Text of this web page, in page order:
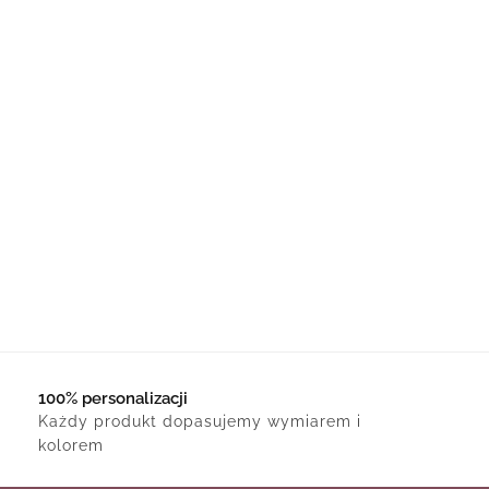
100% personalizacji
Każdy produkt dopasujemy wymiarem i
kolorem